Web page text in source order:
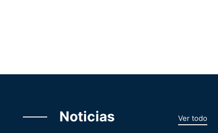
Noticias Ver todo